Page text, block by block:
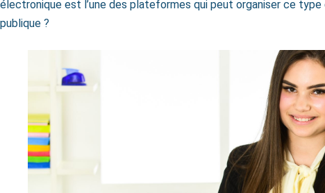
électronique est l’une des plateformes qui peut organiser ce
publique ?